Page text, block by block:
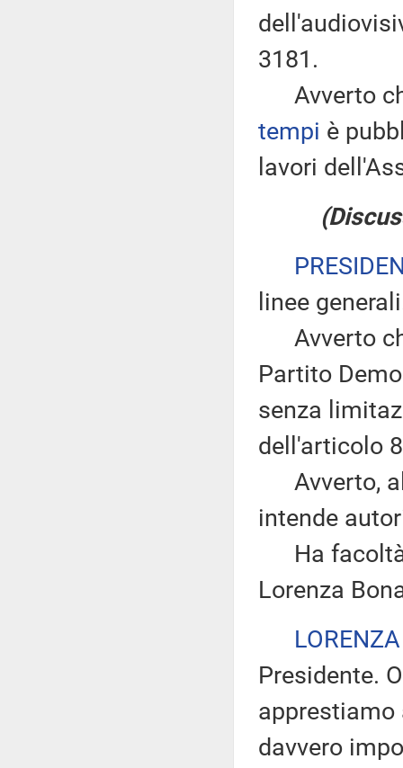
3181.
Avverto
tempi è
lavori
linee
Avverto
Partito
senza
dell'articolo
Avverto,
intende
Ha facoltà
Lorenza
Presidente.
apprestiamo
davvero